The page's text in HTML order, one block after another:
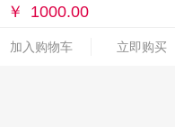
￥ 1000.00
加入购物车 立即购买